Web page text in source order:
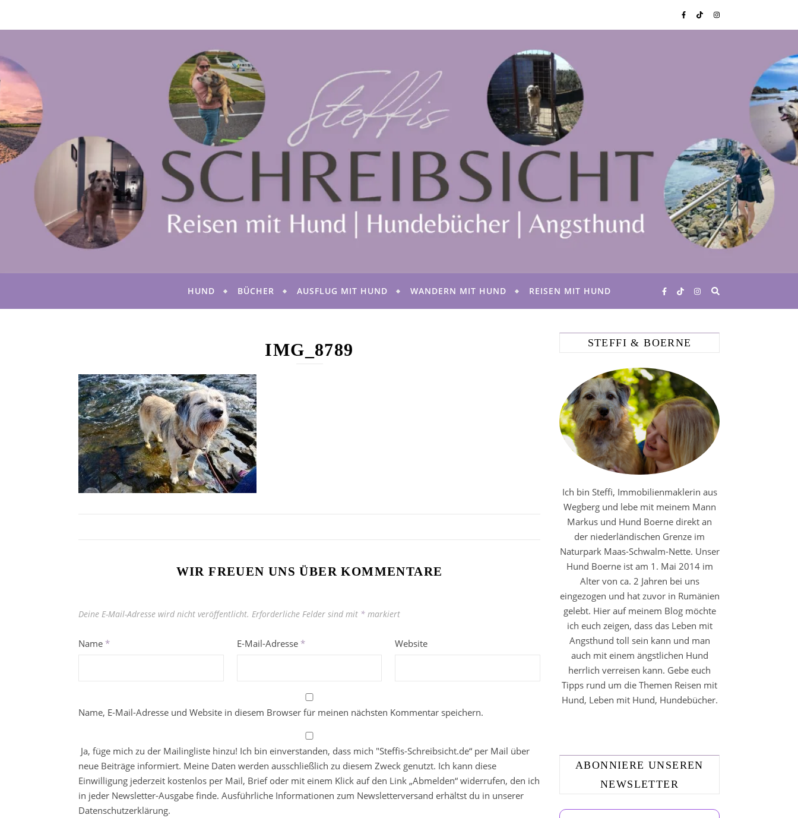
HUND BÜCHER AUSFLUG MIT HUND WANDERN MIT HUND REISEN MIT HUND
IMG_8789
WIR FREUEN UNS ÜBER KOMMENTARE
Deine E-Mail-Adresse wird nicht veröffentlicht. Erforderliche Felder sind mit * markiert
Name * E-Mail-Adresse * Website
Name, E-Mail-Adresse und Website in diesem Browser für meinen nächsten Kommentar speichern.
Ja, füge mich zu der Mailingliste hinzu! Ich bin einverstanden, dass mich "Steffis-Schreibsicht.de“ per Mail über
neue Beiträge informiert. Meine Daten werden ausschließlich zu diesem Zweck genutzt. Ich kann diese
Einwilligung jederzeit kostenlos per Mail, Brief oder mit einem Klick auf den Link „Abmelden“ widerrufen, den ich
in jeder Newsletter-Ausgabe finde. Ausführliche Informationen zum Newsletterversand erhältst du in unserer
Datenschutzerklärung.
STEFFI & BOERNE
Ich bin Steffi, Immobilienmaklerin aus
Wegberg und lebe mit meinem Mann
Markus und Hund Boerne direkt an
der niederländischen Grenze im
Naturpark Maas-Schwalm-Nette. Unser
Hund Boerne ist am 1. Mai 2014 im
Alter von ca. 2 Jahren bei uns
eingezogen und hat zuvor in Rumänien
gelebt. Hier auf meinem Blog möchte
ich euch zeigen, dass das Leben mit
Angsthund toll sein kann und man
auch mit einem ängstlichen Hund
herrlich verreisen kann. Gebe euch
Tipps rund um die Themen Reisen mit
Hund, Leben mit Hund, Hundebücher.
ABONNIERE UNSEREN
NEWSLETTER